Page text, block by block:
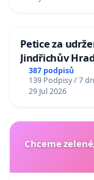
Petice za
Jindřichův
387 podpisů
139 Podpisy / 7
29 Jul 2026
Chceme